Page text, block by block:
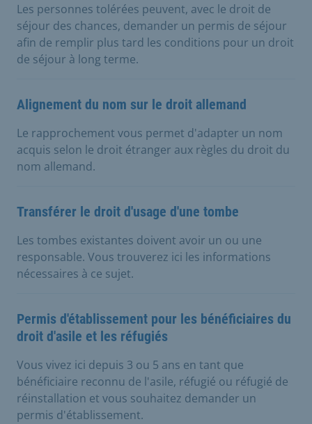
Les personnes tolérées peuvent, avec le droit de
séjour des chances, demander un permis de séjour
afin de remplir plus tard les conditions pour un droit
de séjour à long terme.
Alignement du nom sur le droit allemand
Le rapprochement vous permet d'adapter un nom
acquis selon le droit étranger aux règles du droit du
nom allemand.
Transférer le droit d'usage d'une tombe
Les tombes existantes doivent avoir un ou une
responsable. Vous trouverez ici les informations
nécessaires à ce sujet.
Permis d'établissement pour les bénéficiaires du
droit d'asile et les réfugiés
Vous vivez ici depuis 3 ou 5 ans en tant que
bénéficiaire reconnu de l'asile, réfugié ou réfugié de
réinstallation et vous souhaitez demander un
permis d'établissement.